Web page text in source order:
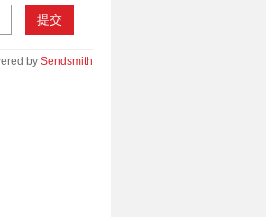
提交
by Sendsmith